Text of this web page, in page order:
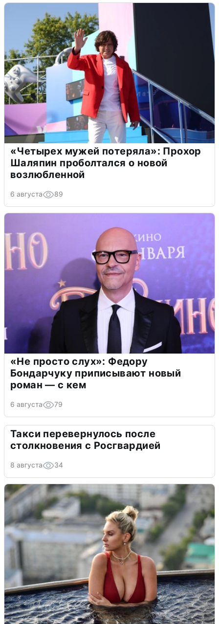
«Четырех мужей потеряла»: Прохор
Шаляпин проболтался о новой
возлюбленной
6 августа 89
«Не просто слух»: Федору
Бондарчуку приписывают новый
роман — с кем
6 августа 79
Такси перевернулось после
столкновения с Росгвардией
8 августа 34